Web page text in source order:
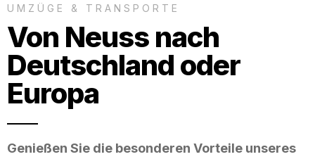
UMZÜGE & TRANSPORTE
Von Neuss nach
Deutschland oder
Europa
Genießen Sie die besonderen Vorteile unseres